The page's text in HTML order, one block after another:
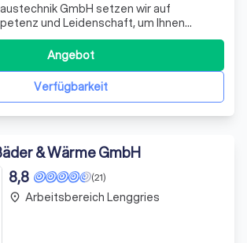
GmbH setzen wir auf
und Leidenschaft, um Ihnen
Lösungen in den
Sanitär und Elektro zu bieten. Seit
im Jahr 1998 haben wir uns
ohne dabei unsere Kernk
Verfügbarkeit
Angebot
& Wärme GmbH
(21)
8,8
place Arbeitsbereich Lenggries